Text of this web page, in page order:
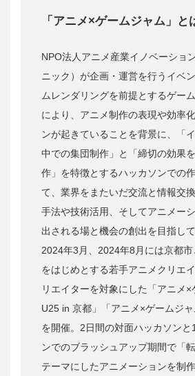
「アニメ×ゲームジャム」と
NPO法人アニメ産業イノベーショ
ニック）が企画・運営を行うイベ
ムレンダリングを前提とするゲー
により、アニメ制作の表現や効率
ンが起きていることを背景に、「
中での集団制作」と「締切の効果
作」を特徴とするハッカソンでの
て、業界をまたいだ交流と情報交
手法や技術活用、そしてアニメー
出される場と機会の創出を目指して
2024年3月、2024年8月には京都
をはじめとする若手アニメクリエ
リエイターを対象にした「アニメ×
U25 in 京都」「アニメ×ゲームジャ
を開催。2日間の対面ハッカソンと
ンでのブラッシュアップ期間で「
テーマにしたアニメーションを制作